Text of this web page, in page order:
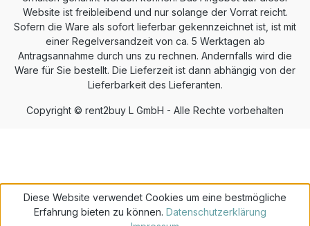
Website ist freibleibend und nur solange der Vorrat reicht.
Sofern die Ware als sofort lieferbar gekennzeichnet ist, ist mit
einer Regelversandzeit von ca. 5 Werktagen ab
Antragsannahme durch uns zu rechnen. Andernfalls wird die
Ware für Sie bestellt. Die Lieferzeit ist dann abhängig von der
Lieferbarkeit des Lieferanten.
Copyright © rent2buy L GmbH - Alle Rechte vorbehalten
Diese Website verwendet Cookies um eine bestmögliche
Erfahrung bieten zu können. Datenschutzerklärung